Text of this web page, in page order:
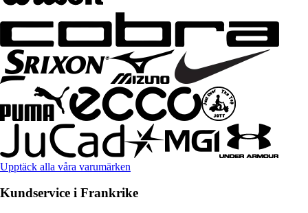
Upptäck alla våra varumärken
Kundservice i Frankrike